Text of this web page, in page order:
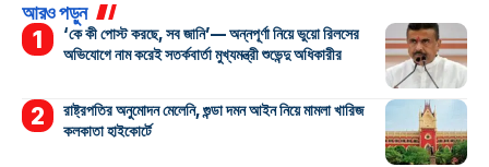
আরও পড়ুন
‘কে কী পোস্ট করছে, সব জানি’— অন্নপূর্ণা নিয়ে ভুয়ো রিলসের
অভিযোগে নাম করেই সতর্কবার্তা মুখ্যমন্ত্রী শুভেন্দু অধিকারীর
রাষ্ট্রপতির অনুমোদন মেলেনি, গুন্ডা দমন আইন নিয়ে মামলা খারিজ
কলকাতা হাইকোর্টে